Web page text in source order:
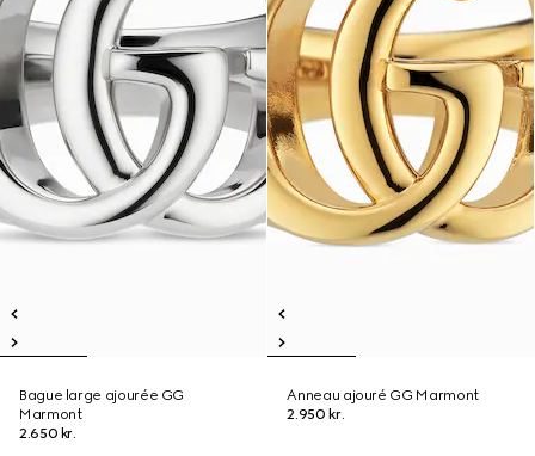
Bague large ajourée GG
Marmont
2.650 kr.
Anneau ajouré GG Marmont
2.950 kr.